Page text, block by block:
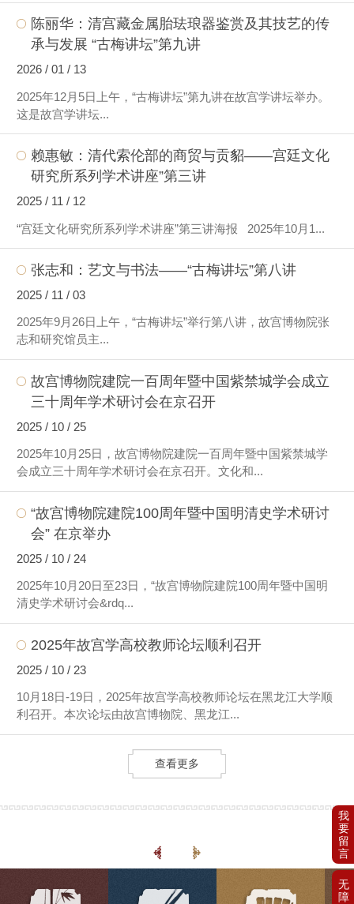
陈丽华：清宫藏金属胎珐琅器鉴赏及其技艺的传
承与发展 “古梅讲坛”第九讲
2026 / 01 / 13
2025年12月5日上午，“古梅讲坛”第九讲在故宫学讲坛举办。
这是故宫学讲坛...
赖惠敏：清代索伦部的商贸与贡貂——宫廷文化
研究所系列学术讲座”第三讲
2025 / 11 / 12
“宫廷文化研究所系列学术讲座”第三讲海报 2025年10月1...
张志和：艺文与书法——“古梅讲坛”第八讲
2025 / 11 / 03
2025年9月26日上午，“古梅讲坛”举行第八讲，故宫博物院张
志和研究馆员主...
故宫博物院建院一百周年暨中国紫禁城学会成立
三十周年学术研讨会在京召开
2025 / 10 / 25
2025年10月25日，故宫博物院建院一百周年暨中国紫禁城学
会成立三十周年学术研讨会在京召开。文化和...
“故宫博物院建院100周年暨中国明清史学术研讨
会” 在京举办
2025 / 10 / 24
2025年10月20日至23日，“故宫博物院建院100周年暨中国明
清史学术研讨会&rdq...
2025年故宫学高校教师论坛顺利召开
2025 / 10 / 23
10月18日-19日，2025年故宫学高校教师论坛在黑龙江大学顺
利召开。本次论坛由故宫博物院、黑龙江...
查看更多